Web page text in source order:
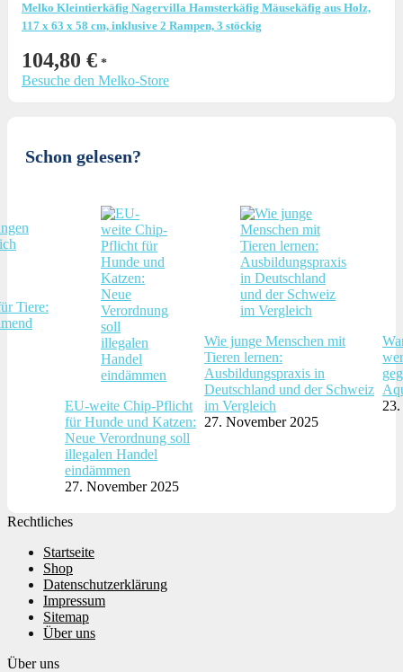
Melko Kleintierkäfig Nagervilla Hamsterkäfig Mäusekäfig aus Holz,
117 x 63 x 58 cm, inklusive 2 Rampen, 3 stöckig
104,80 €
Besuche den Melko-Store
Schon gelesen?
Tiere:
EU-weite Chip-Pflicht
für Hunde und Katzen:
Neue Verordnung soll
illegalen Handel
eindämmen
27. November 2025
Wie junge Menschen mit
Tieren lernen:
Ausbildungspraxis in
Deutschland und der Schweiz
im Vergleich
27. November 2025
Rechtliches
Startseite
Shop
Datenschutzerklärung
Impressum
Sitemap
Über uns
Über uns